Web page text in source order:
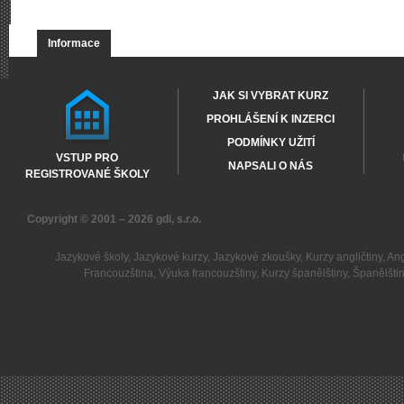
Informace
VSTUP PRO
REGISTROVANÉ ŠKOLY
JAK SI VYBRAT KURZ
PROHLÁŠENÍ K INZERCI
PODMÍNKY UŽITÍ
NAPSALI O NÁS
Copyright © 2001 – 2026 gdi, s.r.o.
Jazykové školy, Jazykové kurzy, Jazykové zkoušky, Kurzy angličtiny,
Francouzština,Výuka francouzštiny, Kurzy španělštiny,